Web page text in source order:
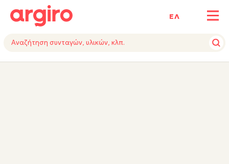
ΕΛ
ΥΛΙΚΑVIDEOΕΚΤΕΛΕΣΗTIPSΕΞΟΠΛΙΣΜΟΣ